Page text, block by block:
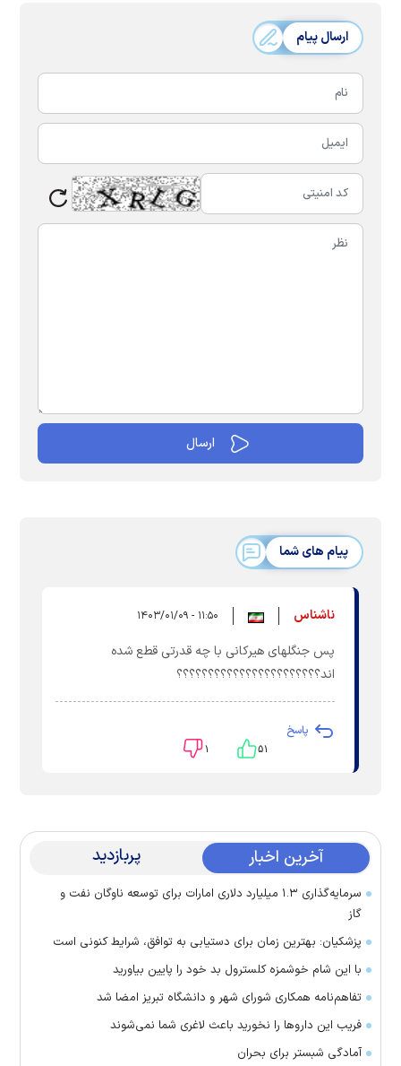
ارسال پیام
پیام های شما
ناشناس ۱۱:۵۰ - ۱۴۰۳/۰۱/۰۹
پس جنگلهای هیرکانی با چه قدرتی قطع شده
اند؟؟؟؟؟؟؟؟؟؟؟؟؟؟؟؟؟؟؟؟؟؟؟
پاسخ
۵۱ ۱
آخرین اخبار پربازدید
سرمایه‌گذاری ۱.۳ میلیارد دلاری امارات برای توسعه ناوگان نفت و
گاز
پزشکیان: بهترین زمان برای دستیابی به توافق، شرایط کنونی است
با این شام خوشمزه کلسترول بد خود را پایین بیاورید
تفاهم‌نامه همکاری شورای شهر و دانشگاه تبریز امضا شد
فریب این دارو‌ها را نخورید باعث لاغری شما نمی‌شوند
آمادگی شبستر برای بحران